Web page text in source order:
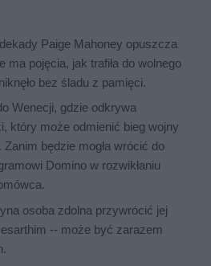
Paige Mahoney opuszcza
ma pojęcia, jak trafiła do wolnego
bez śladu z pamięci.
Wenecji, gdzie odkrywa
który może odmienić bieg wojny
będzie mogła wrócić do
Domino w rozwikłaniu
osoba zdolna przywrócić jej
-- może być zarazem